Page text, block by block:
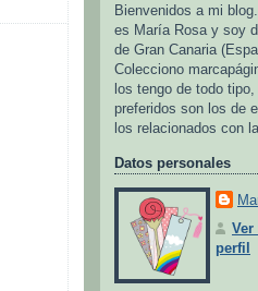
Bienvenidos a mi
es María Rosa y soy
de Gran Canaria
Colecciono
los tengo de todo tipo,
preferidos son los de
los relacionados con
Datos personales
Ver
perfil